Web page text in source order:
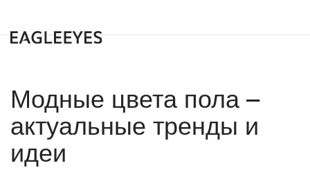
Модные цвета пола –
актуальные тренды и
идеи